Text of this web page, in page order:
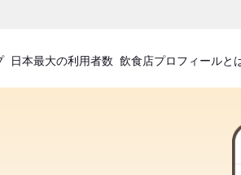
日本最大の利用者数 飲食店プロフィールと